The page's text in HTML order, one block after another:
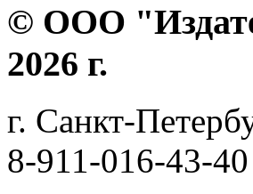
© ООО
2026 г.
г. Санкт-
8-911-016-43-40